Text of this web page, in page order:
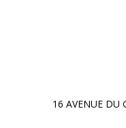
16 AVENUE DU